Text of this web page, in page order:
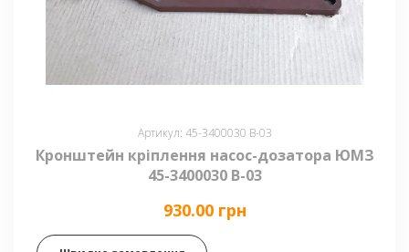
Артикул: 45-3400030 В-03
Кронштейн кріплення насос-дозатора ЮМЗ
45-3400030 В-03
930.00 грн